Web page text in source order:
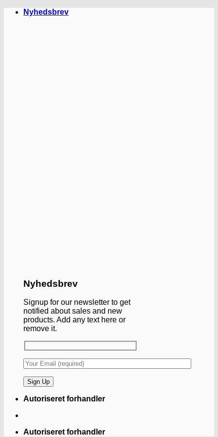
FortsætNyhedsbrev
Nyhedsbrev
Signup for our newsletter to get
notified about sales and new
products. Add any text here or
remove it.
Autoriseret forhandler
Autoriseret forhandler